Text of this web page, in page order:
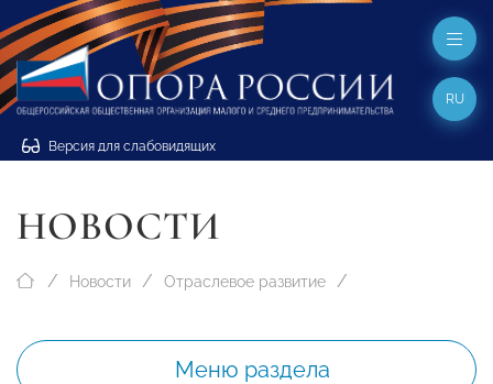
Версия для слабовидящих
RU
НОВОСТИ
Новости Отраслевое развитие
Меню раздела